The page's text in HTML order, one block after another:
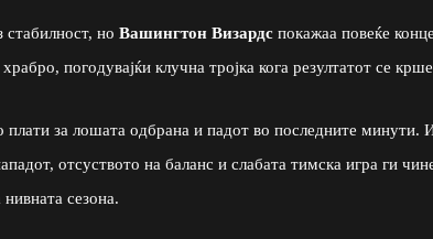
стабилност, но Вашингтон Визардс покажаа повеќе
погодувајќи клучна тројка кога резултатот се
плати за лошата одбрана и падот во последните минути.
отсуството на баланс и слабата тимска игра ги
нивната сезона.